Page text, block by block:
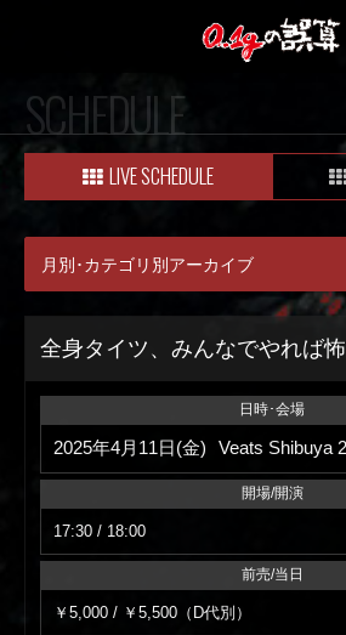
SCHEDULE
LIVE SCHEDULE
月別･カテゴリ別アーカイブ
ALL
09月
全身タイツ、みんなでやれば
日時･会場
2025年4月11日(金) Veats Shibuya
開場/開演
17:30 / 18:00
前売/当日
￥5,000 / ￥5,500（D代別）